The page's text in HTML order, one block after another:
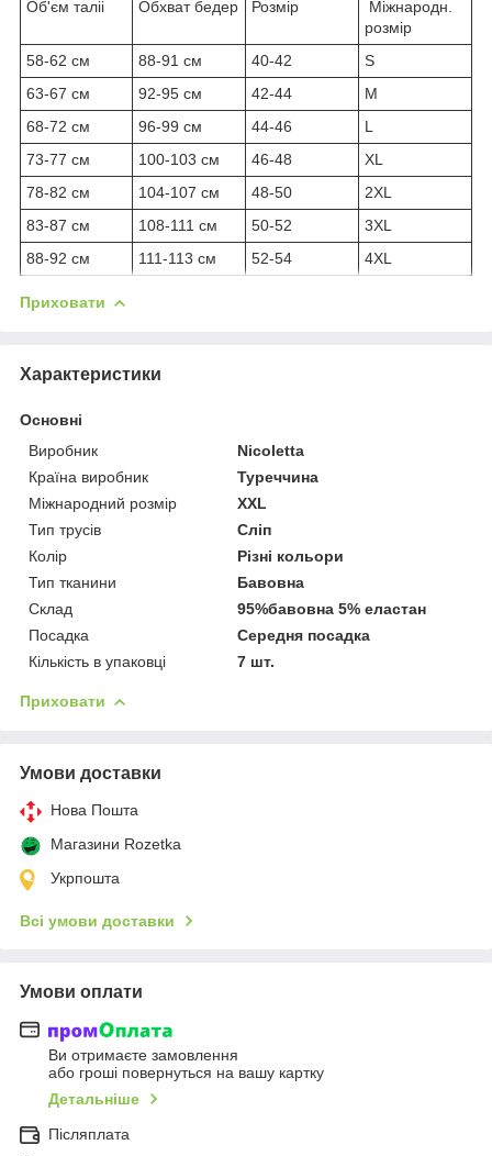
Об'єм таліі Обхват бедер Розмір
Міжнародн.
розмір
58-62 см
88-91 см 40-42
S
63-67 см
92-95 см 42-44
M
68-72 см
96-99 см 44-46
L
73-77 см
100-103 см 46-48
XL
78-82 см
104-107 см 48-50
2XL
83-87 см
108-111 см 50-52
3XL
88-92 см
111-113 см 52-54 4XL
Приховати
Характеристики
Основні
Виробник
Nicoletta
Країна виробник
Туреччина
Міжнародний розмір
XXL
Тип трусів
Сліп
Колір
Різні кольори
Тип тканини
Бавовна
Склад
95%бавовна 5% еластан
Посадка
Середня посадка
Кількість в упаковці
7 шт.
Приховати
Умови доставки
Нова Пошта
Магазини Rozetka
Укрпошта
Всі умови доставки
Умови оплати
Ви отримаєте замовлення
або гроші повернуться на вашу картку
Детальніше
Післяплата